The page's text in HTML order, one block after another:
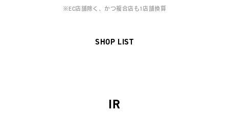
※EC店舗除く、かつ複合店も1店舗換算
SHOP LIST
IR